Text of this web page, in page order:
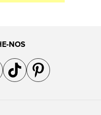
NOS
no Instagram
a gente no YouTube
Acompanhe a gente no TikTok
Acompanhe a gente no